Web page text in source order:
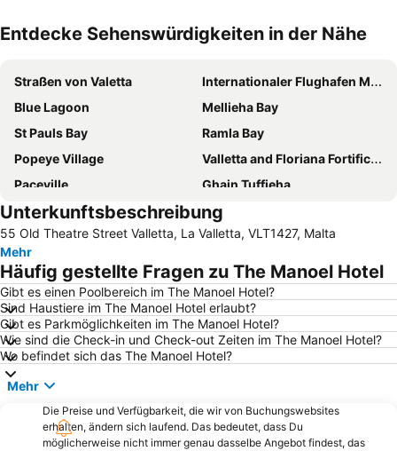
Entdecke Sehenswürdigkeiten in der Nähe
Straßen von Valetta
Internationaler Flughafen Malta
Blue Lagoon
Mellieha Bay
St Pauls Bay
Ramla Bay
Popeye Village
Valletta and Floriana Fortifications
Paceville
Ghajn Tuffieha
Grand Harbour Marina
Spinola Bay
Hafen von Marsaxlokk
The Malta Experience
Balluta Bay
St George's Beach
Nationalbibliothek Malta
Blue Grotto
Grandmaster's Palace
Anglican Cathedral of St Paul
St Thomas Bay
St Agatha Turm - Roter Turm
St John's co cathedral
Nationalstadion
Bugibba Perched Beach
Bus Terminus
Tower Road
Carmes Church
Franz-von-Assisi-Kirche
Unterkunftsbeschreibung
55 Old Theatre Street Valletta, La Valletta, VLT1427, Malta
Mehr
Häufig gestellte Fragen zu The Manoel Hotel
Gibt es einen Poolbereich im The Manoel Hotel?
Sind Haustiere im The Manoel Hotel erlaubt?
Gibt es Parkmöglichkeiten im The Manoel Hotel?
Wie sind die Check-in und Check-out Zeiten im The Manoel Hotel?
Wo befindet sich das The Manoel Hotel?
Mehr
Die Preise und Verfügbarkeit, die wir von Buchungswebsites
erhalten, ändern sich laufend. Das bedeutet, dass Du
möglicherweise nicht immer genau dasselbe Angebot findest, das